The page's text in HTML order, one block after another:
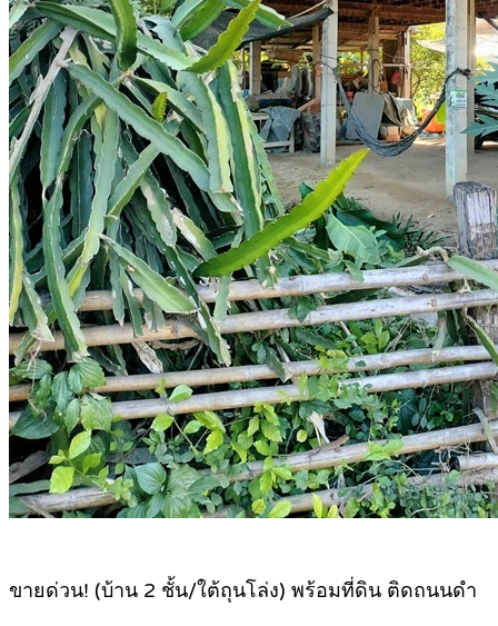
ขายด่วน! (บ้าน 2 ชั้น/ใต้ถุนโล่ง) พร้อมที่ดิน ติดถนนดำ